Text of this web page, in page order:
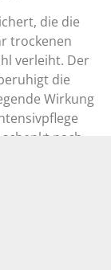
die die
trockenen
verleiht. Der
die
Wirkung
nach
Hals
Nach
Regel 1-